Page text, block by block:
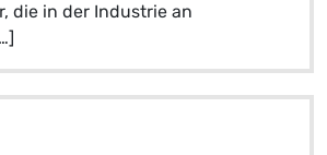
die in der Industrie an